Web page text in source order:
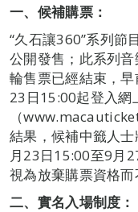
一、候補購票：
“久石讓360”系列節
公開發售；此系列
輪售票已經結束，
23日15:00起登入網
（
結果，候補中籤人
月23日15:00至9月
視為放棄購票資格而
二、實名入場制度：